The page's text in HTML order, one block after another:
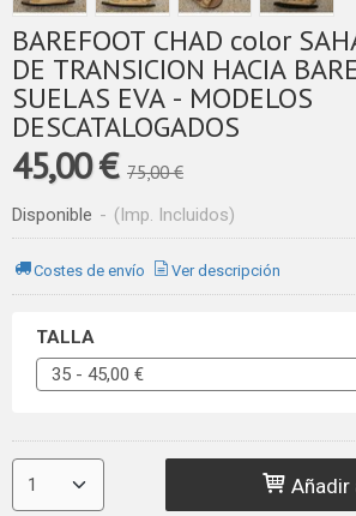
BAREFOOT CHAD color SAHARA -
DE TRANSICION HACIA
SUELAS EVA - MODELOS
DESCATALOGADOS
45,00 € 75,00 €
Disponible - (Imp. Incluidos)
Costes de envío Ver descripción
TALLA
Añadir